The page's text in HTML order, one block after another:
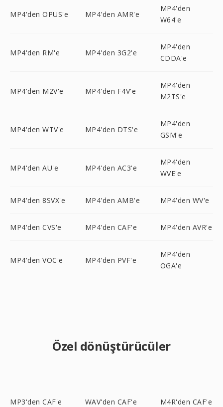
MP4'den OPUS'e MP4'den AMR'e
MP4'den
W64'e
MP4'den RM'e MP4'den 3G2'e
MP4'den
CDDA'e
MP4'den M2V'e MP4'den F4V'e
MP4'den
M2TS'e
MP4'den WTV'e MP4'den DTS'e
MP4'den
GSM'e
MP4'den AU'e MP4'den AC3'e
MP4'den
WVE'e
MP4'den 8SVX'e MP4'den AMB'e MP4'den WV'e
MP4'den CVS'e MP4'den CAF'e MP4'den AVR'e
MP4'den VOC'e MP4'den PVF'e
MP4'den
OGA'e
Özel dönüştürücüler
MP3'den CAF'e WAV'den CAF'e M4R'den CAF'e